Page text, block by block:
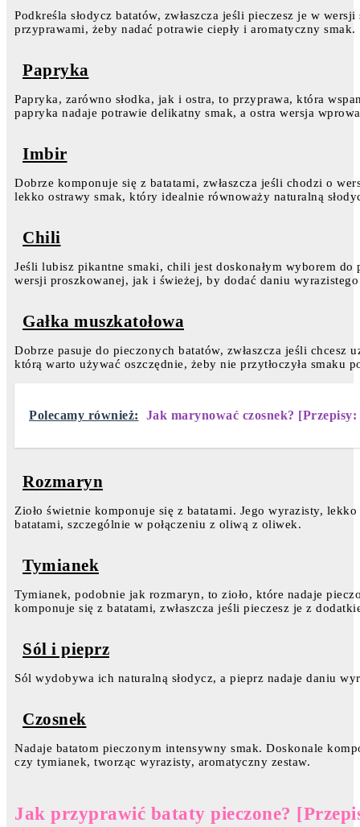
Podkreśla słodycz batatów, zwłaszcza jeśli pieczesz je w
przyprawami, żeby nadać potrawie ciepły i aromatyczny smak.
Papryka
Papryka, zarówno słodka, jak i ostra, to przyprawa, która
papryka nadaje potrawie delikatny smak, a ostra wersja
Imbir
Dobrze komponuje się z batatami, zwłaszcza jeśli chodzi o
lekko ostrawy smak, który idealnie równoważy naturalną
Chili
Jeśli lubisz pikantne smaki, chili jest doskonałym wyborem
wersji proszkowanej, jak i świeżej, by dodać daniu
Gałka muszkatołowa
Dobrze pasuje do pieczonych batatów, zwłaszcza jeśli chcesz
którą warto używać oszczędnie, żeby nie przytłoczyła smaku
Polecamy również: Jak marynować czosnek?
Rozmaryn
Zioło świetnie komponuje się z batatami. Jego wyrazisty,
batatami, szczególnie w połączeniu z oliwą z oliwek.
Tymianek
Tymianek, podobnie jak rozmaryn, to zioło, które nadaje
komponuje się z batatami, zwłaszcza jeśli pieczesz je z
Sól i pieprz
Sól wydobywa ich naturalną słodycz, a pieprz nadaje daniu
Czosnek
Nadaje batatom pieczonym intensywny smak. Doskonale
czy tymianek, tworząc wyrazisty, aromatyczny zestaw.
Jak przyprawić bataty pieczone?